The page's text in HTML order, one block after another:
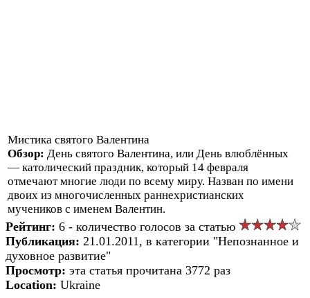
Мистика святого Валентина
Обзор: День святого Валентина, или День влюблённых
— католический праздник, который 14 февраля
отмечают многие люди по всему миру. Назван по имени
двоих из многочисленных раннехристианских
мучеников с именем Валентин.
Рейтинг: 6 - количество голосов за статью
Публикация: 21.01.2011, в категории "Непознанное и
духовное развитие"
Просмотр: эта статья прочитана 3772 раз
Location: Ukraine